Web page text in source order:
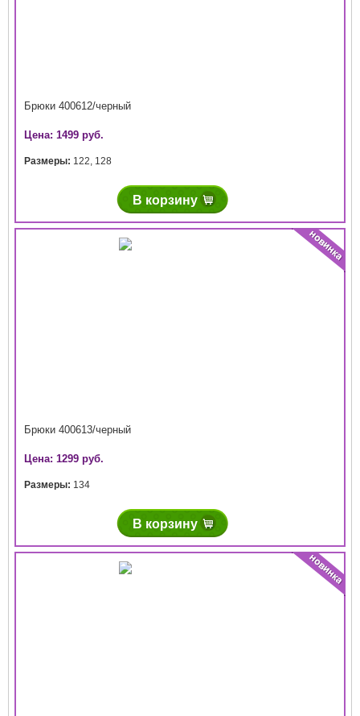
Брюки 400612/черный
Цена: 1499 руб.
Размеры: 122, 128
В корзину
Брюки 400613/черный
Цена: 1299 руб.
Размеры: 134
В корзину